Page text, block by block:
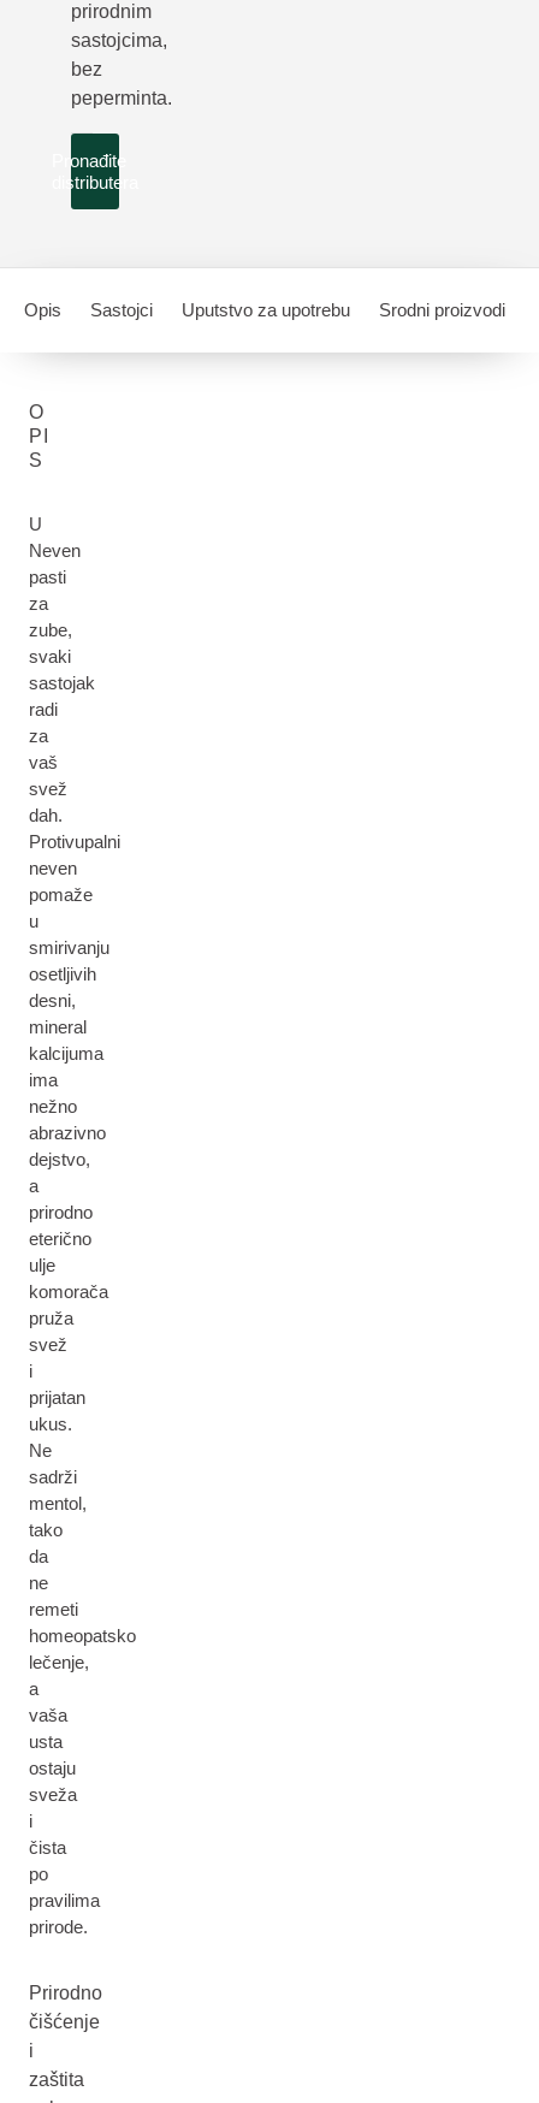
prirodnim
sastojcima,
bez
peperminta.
Pronađite
distributera
Opis Sastojci Uputstvo za upotrebu Srodni proizvodi
O
PI
S
U
Neven
pasti
za
zube,
svaki
sastojak
radi
za
vaš
svež
dah.
Protivupalni
neven
pomaže
u
smirivanju
osetljivih
desni,
mineral
kalcijuma
ima
nežno
abrazivno
dejstvo,
a
prirodno
eterično
ulje
komorača
pruža
svež
i
prijatan
ukus.
Ne
sadrži
mentol,
tako
da
ne
remeti
homeopatsko
lečenje,
a
vaša
usta
ostaju
sveža
i
čista
po
pravilima
prirode.
Prirodno
čišćenje
i
zaštita